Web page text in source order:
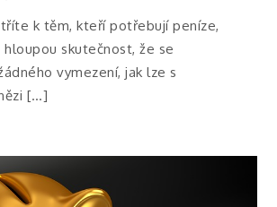
k těm, kteří potřebují peníze,
hloupou skutečnost, že se
vymezení, jak lze s
[…]